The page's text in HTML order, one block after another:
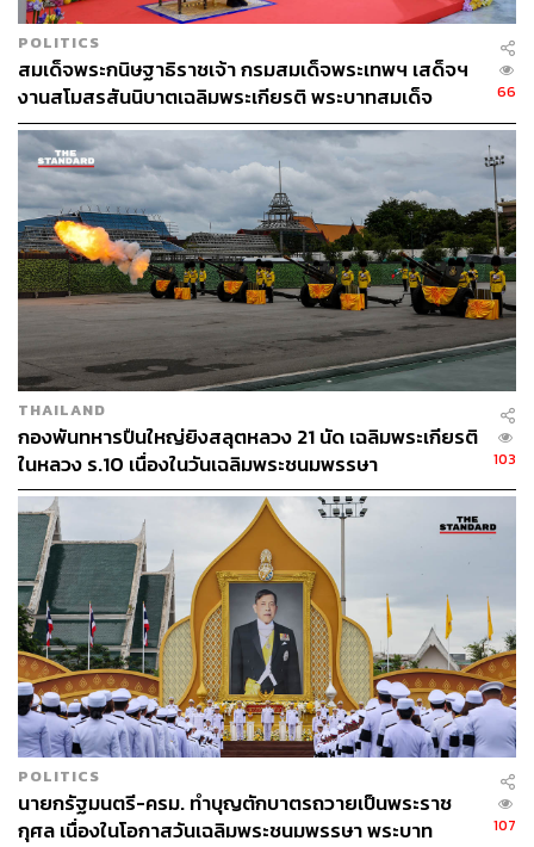
POLITICS
สมเด็จพระกนิษฐาธิราชเจ้า กรมสมเด็จพระเทพฯ เสด็จฯ
งานสโมสรสันนิบาตเฉลิมพระเกียรติ พระบาทสมเด็จ
พระเจ้าอยู่หัว ณ ทำเนียบรัฐบาล
66
THAILAND
กองพันทหารปืนใหญ่ยิงสลุตหลวง 21 นัด เฉลิมพระเกียรติ
ในหลวง ร.10 เนื่องในวันเฉลิมพระชนมพรรษา
103
POLITICS
นายกรัฐมนตรี-ครม. ทำบุญตักบาตรถวายเป็นพระราช
กุศล เนื่องในโอกาสวันเฉลิมพระชนมพรรษา พระบาท
107